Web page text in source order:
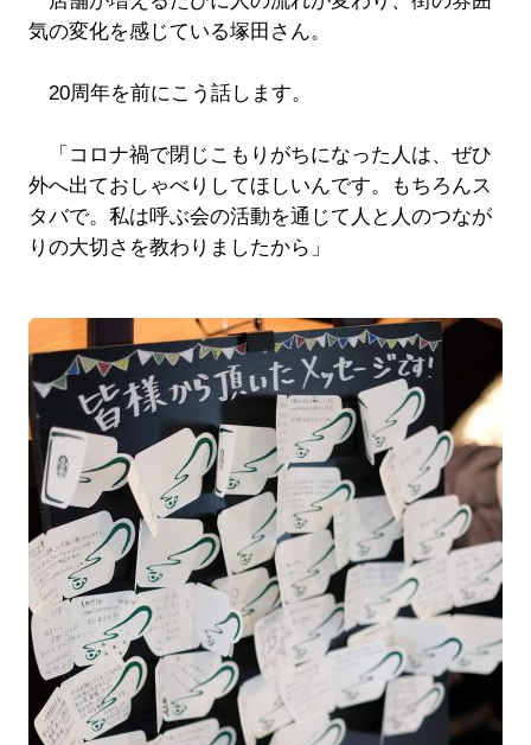
気の変化を感じている塚田さん。
20周年を前にこう話します。
「コロナ禍で閉じこもりがちになった人は、ぜひ
外へ出ておしゃべりしてほしいんです。もちろんス
タバで。私は呼ぶ会の活動を通じて人と人のつなが
りの大切さを教わりましたから」